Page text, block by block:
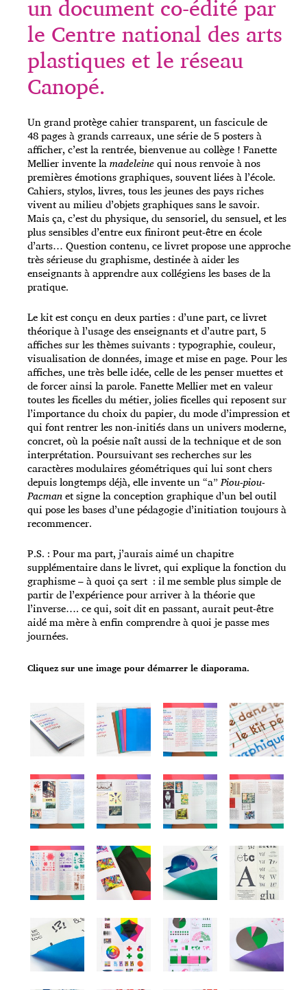
un document co-édité par
le Centre national des arts
plastiques et le réseau
Canopé.
Un grand protège cahier transparent, un fascicule de
48 pages à grands carreaux, une série de 5 posters à
afficher, c’est la rentrée, bienvenue au collège ! Fanette
Mellier invente lamadeleinequi nous renvoie à nos
premières émotions graphiques, souvent liées à l’école.
Cahiers, stylos, livres, tous les jeunes des pays riches
vivent au milieu d’objets graphiques sans le savoir.
Mais ça, c’est du physique, du sensoriel, du sensuel, et les
plus sensibles d’entre eux finiront peut-être en école
d’arts… Question contenu, ce livret propose une approche
très sérieuse du graphisme, destinée à aider les
enseignants à apprendre aux collégiens les bases de la
pratique.
Le kit est conçu en deux parties : d’une part, ce livret
théorique à l’usage des enseignants et d’autre part, 5
affiches sur les thèmes suivants : typographie, couleur,
visualisation de données, image et mise en page. Pour les
affiches, une très belle idée, celle de les penser muettes et
de forcer ainsi la parole. Fanette Mellier met en valeur
toutes les ficelles du métier, jolies ficelles qui reposent sur
l’importance du choix du papier, du mode d’impression et
qui font rentrer les non-initiés dans un univers moderne,
concret, où la poésie naît aussi de la technique et de son
interprétation. Poursuivant ses recherches sur les
caractères modulaires géométriques qui lui sont chers
depuis longtemps déjà, elle invente un “a”Piou-piou-
Pacmanet signe la conception graphique d’un bel outil
qui pose les bases d’une pédagogie d’initiation toujours à
recommencer.
P.S. : Pour ma part, j’aurais aimé un chapitre
supplémentaire dans le livret, qui explique la fonction du
graphisme – à quoi ça sert : il me semble plus simple de
partir de l’expérience pour arriver à la théorie que
l’inverse…. ce qui, soit dit en passant, aurait peut-être
aidé ma mère à enfin comprendre à quoi je passe mes
journées.
Cliquez sur une image pour démarrer le diaporama.